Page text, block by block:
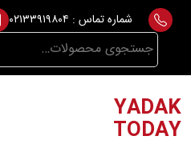
Skip
content
شماره تماس : ۰۲۱۳۳۹۱۹۸۰۴
جستجو
برای:
YADAK
TODAY